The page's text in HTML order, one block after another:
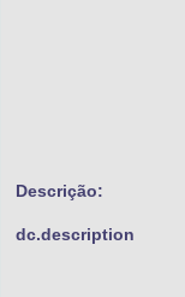
Descrição:
dc.description